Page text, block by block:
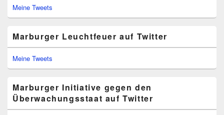
Meine Tweets
Marburger Leuchtfeuer auf Twitter
Meine Tweets
Marburger Initiative gegen den
Überwachungsstaat auf Twitter